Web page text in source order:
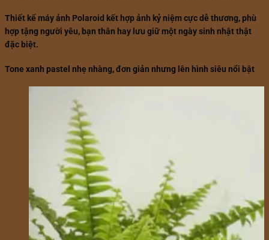
Thiết kế máy ảnh Polaroid kết hợp ảnh kỷ niệm cực dễ thương, phù
hợp tặng người yêu, bạn thân hay lưu giữ một ngày sinh nhật thật
đặc biệt.
Tone xanh pastel nhẹ nhàng, đơn giản nhưng lên hình siêu nổi bật